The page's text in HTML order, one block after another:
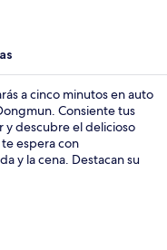
a cinco minutos en auto
Consiente tus
y descubre el delicioso
espera con
y la cena. Destacan su
amable.